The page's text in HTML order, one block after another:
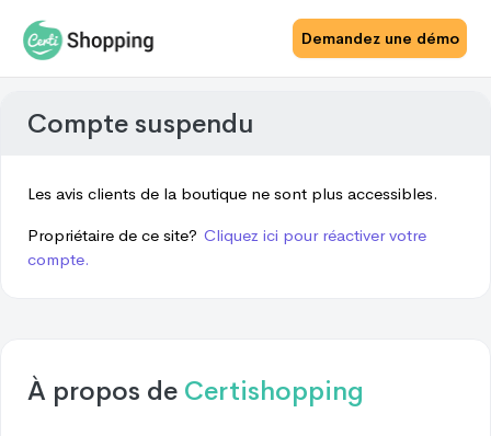
Demandez une démo
Compte suspendu
Les avis clients de la boutique ne sont plus accessibles.
Propriétaire de ce site? Cliquez ici pour réactiver votre
compte.
À propos de Certishopping